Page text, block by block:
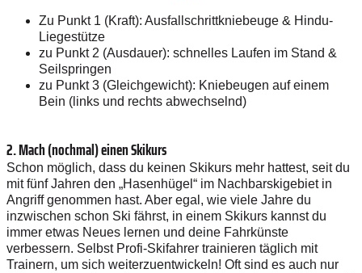
Zu Punkt 1 (Kraft): Ausfallschrittkniebeuge & Hindu-
Liegestütze
zu Punkt 2 (Ausdauer): schnelles Laufen im Stand &
Seilspringen
zu Punkt 3 (Gleichgewicht): Kniebeugen auf einem
Bein (links und rechts abwechselnd)
2. Mach (nochmal) einen Skikurs
Schon möglich, dass du keinen Skikurs mehr hattest, seit du
mit fünf Jahren den „Hasenhügel“ im Nachbarskigebiet in
Angriff genommen hast. Aber egal, wie viele Jahre du
inzwischen schon Ski fährst, in einem Skikurs kannst du
immer etwas Neues lernen und deine Fahrkünste
verbessern. Selbst Profi-Skifahrer trainieren täglich mit
Trainern, um sich weiterzuentwickeln! Oft sind es auch nur